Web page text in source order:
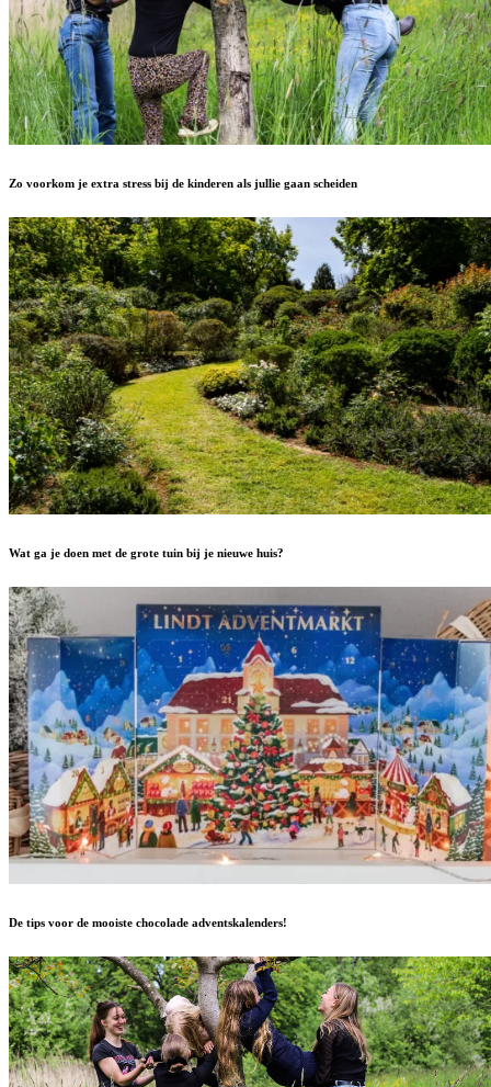
Zo voorkom je extra stress bij de kinderen als jullie gaan scheiden
Wat ga je doen met de grote tuin bij je nieuwe huis?
De tips voor de mooiste chocolade adventskalenders!